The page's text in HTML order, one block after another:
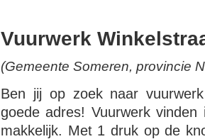
Vuurwerk
(Gemeente Someren, provincie
Ben jij op zoek naar
goede adres! Vuurwerk
makkelijk. Met 1 druk op de